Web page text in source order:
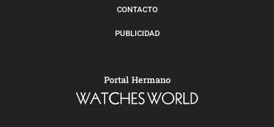
CONTACTO
PUBLICIDAD
Portal Hermano